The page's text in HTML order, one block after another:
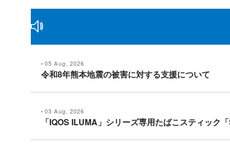
05 Aug, 2026
令和8年熊本地震の被害に対する支援について
03 Aug, 2026
「IQOS ILUMA」シリーズ専用たばこスティッ